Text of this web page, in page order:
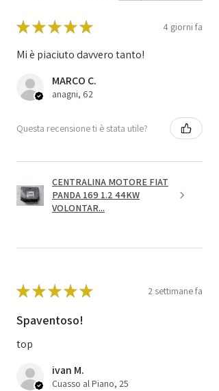
★★★★★ 4 giorni fa
Mi è piaciuto davvero tanto!
MARCO C.
anagni, 62
Questa recensione ti è stata utile?
CENTRALINA MOTORE FIAT
PANDA 169 1.2 44KW
VOLONTAR...
★★★★★ 2 settimane fa
Spaventoso!
top
ivan M.
Cuasso al Piano, 25